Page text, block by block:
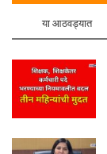
या आठवड्यात